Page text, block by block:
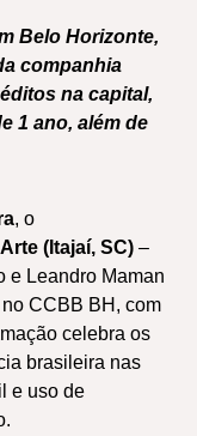
Belo Horizonte,
companhia
na capital,
1 ano, além de
, o
(Itajaí, SC) –
e Leandro Maman
CCBB BH, com
celebra os
brasileira nas
e uso de